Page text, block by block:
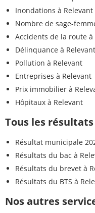
Inondations à Relevant
Nombre de sage-
Accidents de la route à
Délinquance à Relevant
Pollution à Relevant
Entreprises à Relevant
Prix immobilier à
Hôpitaux à Relevant
Tous les
Résultat municipale
Résultats du bac à
Résultats du brevet à
Résultats du BTS à
Nos autres